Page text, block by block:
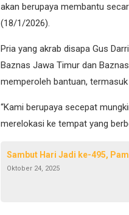
akan berupaya membantu
(18/1/2026).
Pria yang akrab disapa Gus
Baznas Jawa Timur dan
memperoleh bantuan,
“Kami berupaya secepat
merelokasi ke tempat yang
Sambut Hari Jadi ke-495,
Oktober 24, 2025